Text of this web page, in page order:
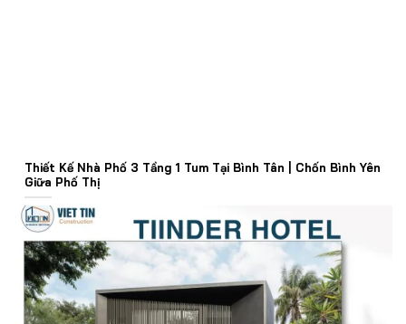
Thiết Kế Nhà Phố 3 Tầng 1 Tum Tại Bình Tân | Chốn Bình Yên
Giữa Phố Thị